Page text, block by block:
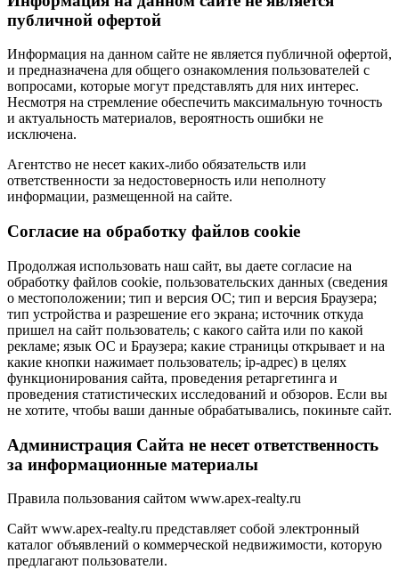
публичной офертой
Информация на данном сайте не является публичной офертой,
и предназначена для общего ознакомления пользователей с
вопросами, которые могут представлять для них интерес.
Несмотря на стремление обеспечить максимальную точность
и актуальность материалов, вероятность ошибки не
исключена.
Агентство не несет каких-либо обязательств или
ответственности за недостоверность или неполноту
информации, размещенной на сайте.
Cогласие на обработку файлов cookie
Продолжая использовать наш сайт, вы даете согласие на
обработку файлов cookie, пользовательских данных (сведения
о местоположении; тип и версия ОС; тип и версия Браузера;
тип устройства и разрешение его экрана; источник откуда
пришел на сайт пользователь; с какого сайта или по какой
рекламе; язык ОС и Браузера; какие страницы открывает и на
какие кнопки нажимает пользователь; ip-адрес) в целях
функционирования сайта, проведения ретаргетинга и
проведения статистических исследований и обзоров. Если вы
не хотите, чтобы ваши данные обрабатывались, покиньте сайт.
Администрация Сайта не несет ответственность
за информационные материалы
Правила пользования сайтом www.apex-realty.ru
Сайт www.apex-realty.ru представляет собой электронный
каталог объявлений о коммерческой недвижимости, которую
предлагают пользователи.